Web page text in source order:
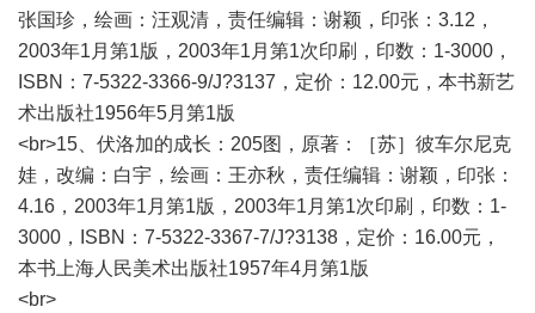
张国珍，绘画：汪观清，责任编辑：谢颖，印张：3.12，
2003年1月第1版，2003年1月第1次印刷，印数：1-3000，
ISBN：7-5322-3366-9/J?3137，定价：12.00元，本书新艺
术出版社1956年5月第1版
<br>15、伏洛加的成长：205图，原著：［苏］彼车尔尼克
娃，改编：白宇，绘画：王亦秋，责任编辑：谢颖，印张：
4.16，2003年1月第1版，2003年1月第1次印刷，印数：1-
3000，ISBN：7-5322-3367-7/J?3138，定价：16.00元，
本书上海人民美术出版社1957年4月第1版
<br>